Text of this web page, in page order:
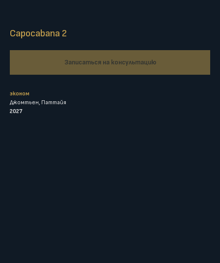
Capocabana 2
Записаться на консультацию
эконом
Джомтьен, Паттайя
2027